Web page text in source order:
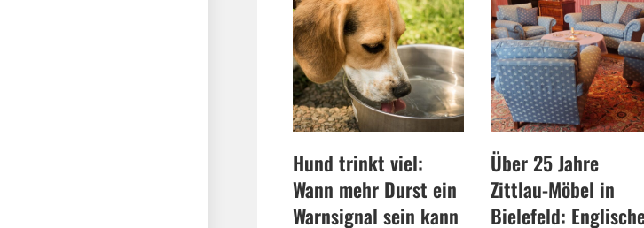
Hund trinkt viel:
Wann mehr Durst ein
Warnsignal sein kann
Über 25 Jahre
Zittlau-Möbel in
Bielefeld: